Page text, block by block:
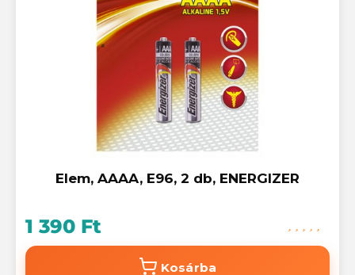
Elem, AAAA, E96, 2 db, ENERGIZER
1 390 Ft
Kosárba